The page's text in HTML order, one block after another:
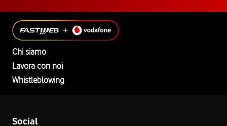
Chi siamo
Lavora con noi
Whistleblowing
Social